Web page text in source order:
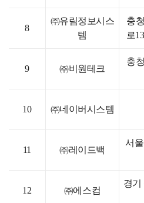
8
㈜유림정보시스
템
충
로
9 ㈜비원테크
충
10 ㈜네이버시스템
11 ㈜레이드백
서
12 ㈜에스컴
경기